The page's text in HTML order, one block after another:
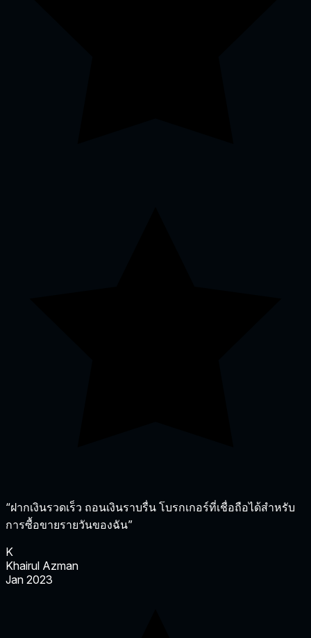
“ฝากเงินรวดเร็ว ถอนเงินราบรื่น โบรกเกอร์ที่เชื่อถือได้สำหรับ
การซื้อขายรายวันของฉัน”
K
Khairul Azman
Jan 2023